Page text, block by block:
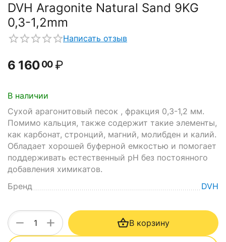
DVH Aragonite Natural Sand 9KG
0,3-1,2mm
Написать отзыв
6 16000 ₽
В наличии
Сухой арагонитовый песок , фракция 0,3-1,2 мм.
Помимо кальция, также содержит такие элементы,
как карбонат, стронций, магний, молибден и калий.
Обладает хорошей буферной емкостью и помогает
поддерживать естественный pH без постоянного
добавления химикатов.
Бренд
DVH
+
− В корзину